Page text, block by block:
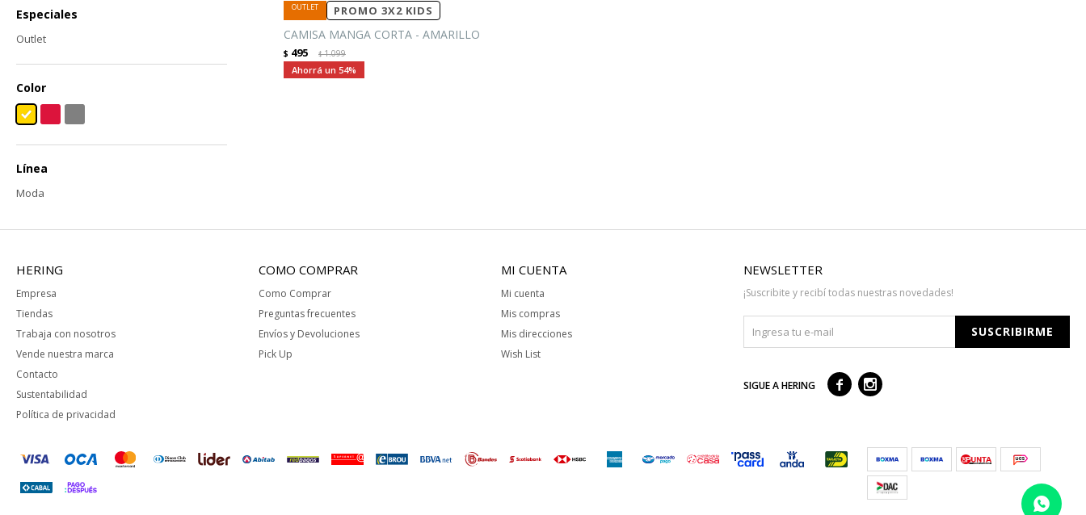
PROMO 3X2 KIDS
CAMISA MANGA CORTA - AMARILLO
$ 495 $1.099
54
Especiales
Outlet
Color
Línea
Moda
HERING
Empresa
Tiendas
Trabaja con nosotros
Vende nuestra marca
Contacto
Sustentabilidad
Política de privacidad
COMO COMPRAR
Como Comprar
Preguntas frecuentes
Envíos y Devoluciones
Pick Up
MI CUENTA
Mi cuenta
Mis compras
Mis direcciones
Wish List
NEWSLETTER
¡Suscribite y recibí todas nuestras novedades!
SUSCRIBIRME
SIGUE A HERING  